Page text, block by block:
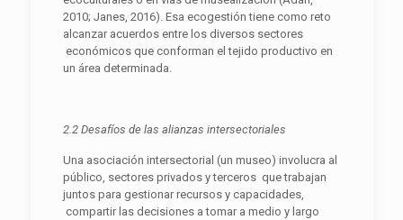
2010; Janes, 2016). Esa ecogestión tiene como reto
alcanzar acuerdos entre los diversos sectores
económicos que conforman el tejido productivo en
un área determinada.
2.2 Desafíos de las alianzas intersectoriales
Una asociación intersectorial (un museo) involucra al
público, sectores privados y terceros que trabajan
juntos para gestionar recursos y capacidades,
compartir las decisiones a tomar a medio y largo